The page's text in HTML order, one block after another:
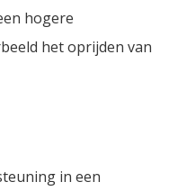
hogere
het oprijden van
in een